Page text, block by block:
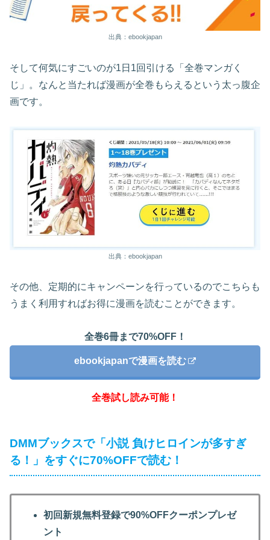
出典：ebookjapan
そして何気にすごいのが1日1回引ける「全巻マンガく
じ」。なんと当たれば漫画が全巻もらえるという太っ腹企
画です。
出典：ebookjapan
その他、定期的にキャンペーンを行っているのでこちらも
うまく利用すればお得に漫画を読むことができます。
全巻6冊まで70%OFF！
ebookjapanで漫画を読む
全巻試し読み可能！
DMMブックスで「小説 負けヒロインが多すぎ
る！」をすぐに70%OFFで読む！
初回新規無料登録で90%OFFクーポンプレゼ
ント